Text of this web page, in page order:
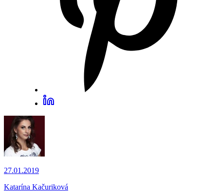
27.01.2019
Katarína Kačuriková